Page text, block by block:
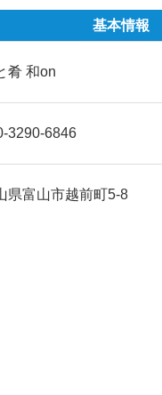
基本情報
肴 和on
3290-6846
県富山市越前町5-8